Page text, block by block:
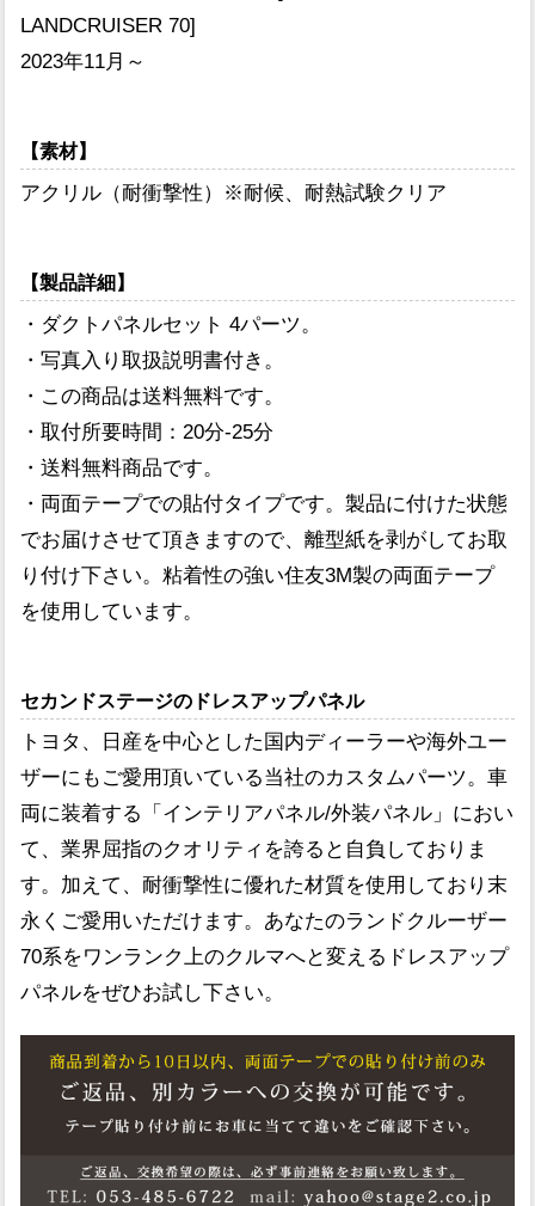
LANDCRUISER 70]
2023年11月～
【素材】
アクリル（耐衝撃性）※耐候、耐熱試験クリア
【製品詳細】
・ダクトパネルセット 4パーツ。
・写真入り取扱説明書付き。
・この商品は送料無料です。
・取付所要時間：20分-25分
・送料無料商品です。
・両面テープでの貼付タイプです。製品に付けた状態
でお届けさせて頂きますので、離型紙を剥がしてお取
り付け下さい。粘着性の強い住友3M製の両面テープ
を使用しています。
セカンドステージのドレスアップパネル
トヨタ、日産を中心とした国内ディーラーや海外ユー
ザーにもご愛用頂いている当社のカスタムパーツ。車
両に装着する「インテリアパネル/外装パネル」におい
て、業界屈指のクオリティを誇ると自負しておりま
す。加えて、耐衝撃性に優れた材質を使用しており末
永くご愛用いただけます。あなたのランドクルーザー
70系をワンランク上のクルマへと変えるドレスアップ
パネルをぜひお試し下さい。